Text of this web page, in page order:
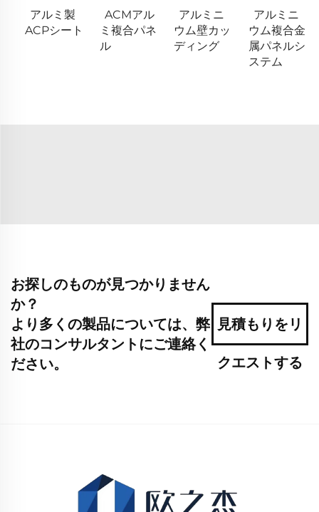
アルミ製
ACPシート
ACMアル
ミ複合パネ
ル
アルミニ
ウム壁カッ
ディング
アルミニ
ウム複合金
属パネルシ
ステム
お探しのものが見つかりません
か？
より多くの製品については、弊
社のコンサルタントにご連絡く
ださい。
見積もりをリ
クエストする